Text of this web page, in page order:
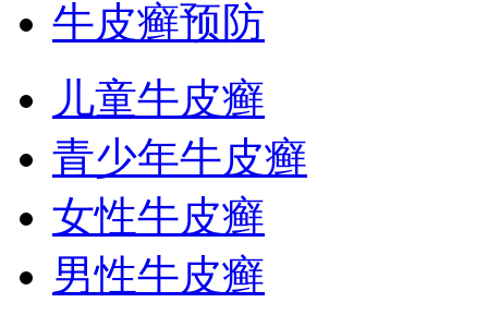
牛皮癣预防
儿童牛皮癣
青少年牛皮癣
女性牛皮癣
男性牛皮癣